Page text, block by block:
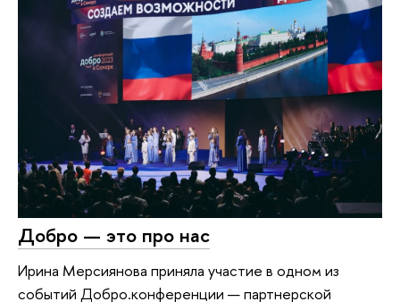
Добро — это про нас
Ирина Мерсиянова приняла участие в одном из
событий Добро.конференции — партнерской